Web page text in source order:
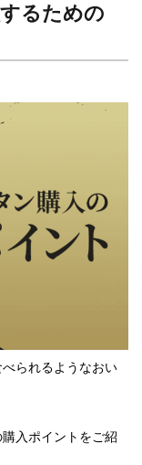
るための
られるようなおい
入ポイントをご紹